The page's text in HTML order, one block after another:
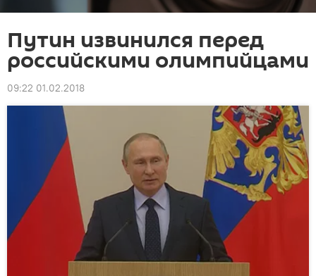
Путин извинился перед
российскими олимпийцами
09:22 01.02.2018